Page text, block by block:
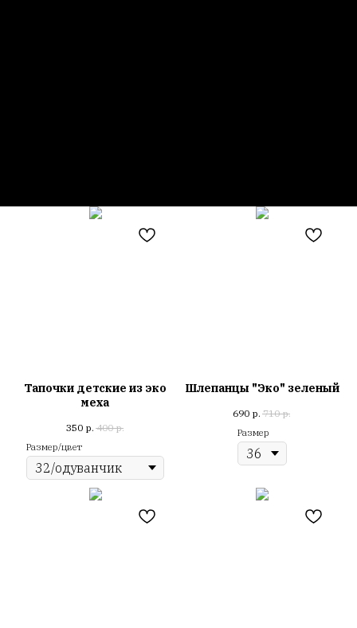
Тапочки детские из эко
меха
350 р. 400 р.
Размер/цвет
Шлепанцы "Эко" зеленый
690 р. 710 р.
Размер